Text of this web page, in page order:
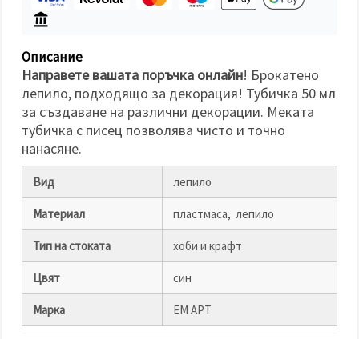
Описание
Направете вашата поръчка онлайн! Брокатено
лепило, подходящо за декорация! Тубичка 50 мл
за създаване на различни декорации. Меката
тубичка с писец позволява чисто и точно
нанасяне.
Вид лепило
Материал пластмаса, лепило
Тип на стоката хоби и крафт
Цвят син
Марка ЕМ АРТ